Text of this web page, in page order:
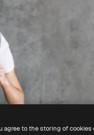
agree to the storing of